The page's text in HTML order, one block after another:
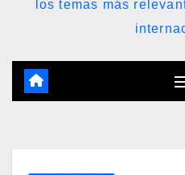
los temas más